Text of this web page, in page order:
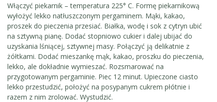
Włączyć piekarnik – temperatura 225° C. Formę piekarnikową
wyłożyć lekko natłuszczonym pergaminem. Mąki, kakao,
proszek do pieczenia przesiać. Białka, wodę i sok z cytryn ubić
na sztywną pianę. Dodać stopniowo cukier i dalej ubijać do
uzyskania lśniącej, sztywnej masy. Połączyć ją delikatnie z
żółtkami. Dodać mieszankę mąk, kakao, proszku do pieczenia,
lekko, ale dokładnie wymieszać. Rozsmarować na
przygotowanym pergaminie. Piec 12 minut. Upieczone ciasto
lekko przestudzić, położyć na posypanym cukrem płótnie i
razem z nim zrolować. Wystudzić.